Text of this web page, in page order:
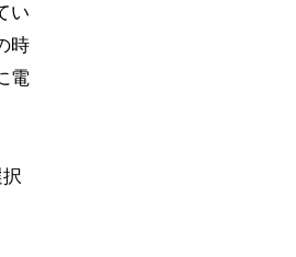
い
時
電